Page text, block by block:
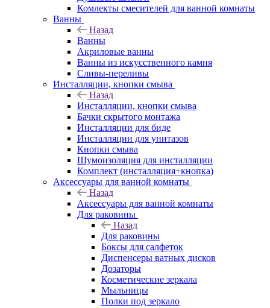
Комлекты смесителей для ванной комнаты
Ванны
Назад
Ванны
Акриловые ванны
Ванны из искусственного камня
Сливы-переливы
Инсталляции, кнопки смыва
Назад
Инсталляции, кнопки смыва
Бачки скрытого монтажа
Инсталляции для биде
Инсталляции для унитазов
Кнопки смыва
Шумоизоляция для инсталляции
Комплект (инсталляция+кнопка)
Аксессуары для ванной комнаты
Назад
Аксессуары для ванной комнаты
Для раковины
Назад
Для раковины
Боксы для салфеток
Диспенсеры ватных дисков
Дозаторы
Косметические зеркала
Мыльницы
Полки под зеркало